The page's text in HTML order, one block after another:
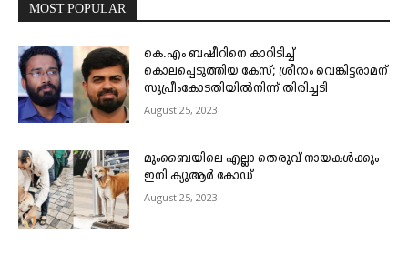
MOST POPULAR
കെ.എം ബഷീറിനെ കാറിടിച്ച്
കൊലപ്പെടുത്തിയ കേസ്; ശ്രീറാം വെങ്കിട്ടരാമന്
സുപ്രീംകോടതിയിൽനിന്ന് തിരിച്ചടി
August 25, 2023
മുംബൈയിലെ എല്ലാ തെരുവ് നായകൾക്കും
ഇനി ക്യുആർ കോഡ്
August 25, 2023